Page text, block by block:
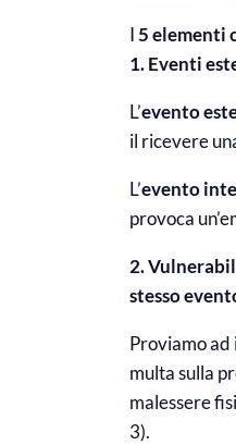
I5 elementi
1.Eventi
L’evento
il ricevere
L’evento
provoca
2.
stesso
Proviamo ad
multa sulla
malessere
3).